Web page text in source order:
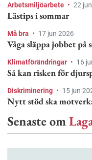
Arbetsmiljöarbete • 22
Lästips i sommar
Må bra • 17 jun 2026
Våga släppa jobbet på
Klimatförändringar • 16
Så kan risken för
Diskriminering • 15 jun
Nytt stöd ska
Senaste om